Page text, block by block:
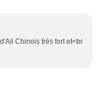
Chinois très fort et<br